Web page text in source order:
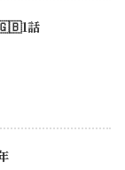
🇬🇧1話